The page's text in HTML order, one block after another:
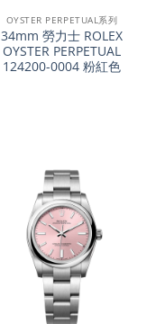
OYSTER PERPETUAL系列
34mm 勞力士 ROLEX
OYSTER PERPETUAL
124200-0004 粉紅色